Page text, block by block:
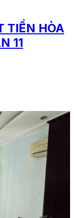
TIỀN HÒA
11